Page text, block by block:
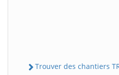
Trouver des chantiers